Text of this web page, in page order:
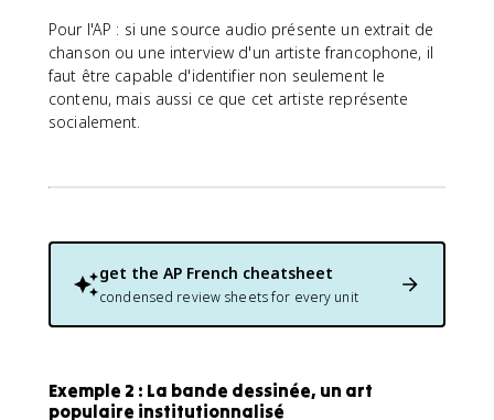
Pour l'AP : si une source audio présente un extrait de
chanson ou une interview d'un artiste francophone, il
faut être capable d'identifier non seulement le
contenu, mais aussi ce que cet artiste représente
socialement.
get the AP French cheatsheet
condensed review sheets for every unit
Exemple 2 : La bande dessinée, un art
populaire institutionnalisé